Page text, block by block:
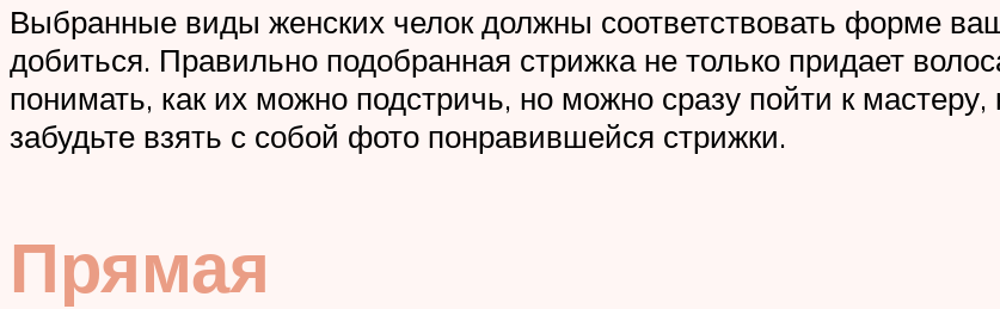
Выбранные виды женских челок должны соответствовать форме
добиться. Правильно подобранная стрижка не только придает
понимать, как их можно подстричь, но можно сразу пойти к мастеру,
забудьте взять с собой фото понравившейся стрижки.
Прямая